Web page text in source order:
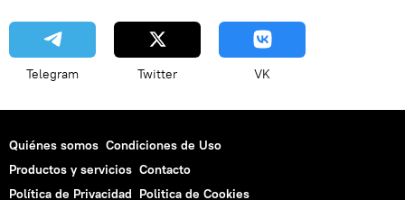
Telegram Twitter VK
Quiénes somos Condiciones de Uso
Productos y servicios Contacto
Política de Privacidad Politica de Cookies